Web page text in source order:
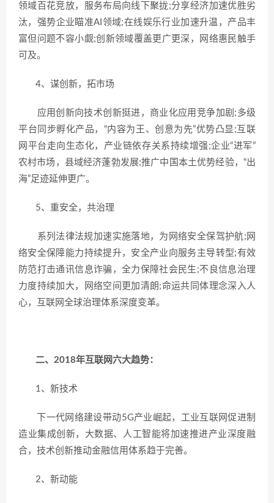
领域百花竞放，服务布局向线下聚拢;分享经济加速优胜劣
汰，强势企业瞄准AI领域;在线娱乐行业加速升温，产品丰
富但问题不容小觑;创新领域覆盖更广更深，网络惠民触手
可及。
4、谋创新，拓市场
应用创新向技术创新挺进，商业化应用竞争加剧;多级
平台同步孵化产品，“内容为王、创意为先”优势凸显;互联
网平台走向生态化，产业链依存关系持续增强;企业“进军”
农村市场，县域经济蓬勃发展;推广中国本土优势经验，“出
海”足迹延伸更广。
5、重安全，共治理
系列法律法规加速实施落地，为网络安全保驾护航;网
络安全保障能力持续提升，安全产业向服务主导转型;有效
防范打击通讯信息诈骗，全力保障社会民生;不良信息治理
力度持续加大，网络空间更加清朗;命运共同体理念深入人
心，互联网全球治理体系深度变革。
二、2018年互联网六大趋势：
1、新技术
下一代网络建设带动5G产业崛起，工业互联网促进制
造业集成创新，大数据、人工智能将加速推进产业深度融
合，技术创新推动金融信用体系趋于完善。
2、新动能